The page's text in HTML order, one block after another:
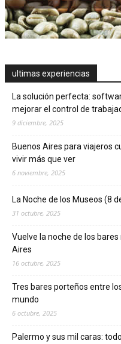
ultimas experiencias
La solución perfecta:
mejorar el control de
9 diciembre, 2025
Buenos Aires para viajeros
vivir más que ver
6 noviembre, 2025
La Noche de los Museos (8
31 octubre, 2025
Vuelve la noche de los
Aires
16 octubre, 2025
Tres bares porteños entre
mundo
6 octubre, 2025
Palermo y sus mil caras: